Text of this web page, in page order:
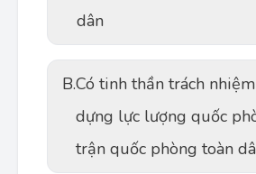
dân
B.Có tinh thần trách
dựng lực lượng quốc
trận quốc phòng toàn